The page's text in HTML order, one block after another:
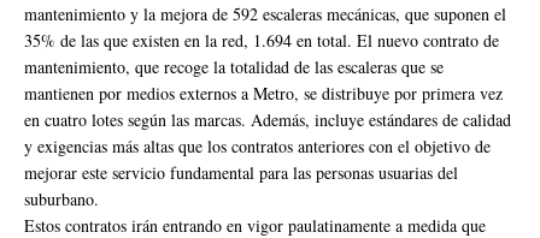
mantenimiento y la mejora de 592 escaleras mecánicas, que suponen el
35% de las que existen en la red, 1.694 en total. El nuevo contrato de
mantenimiento, que recoge la totalidad de las escaleras que se
mantienen por medios externos a Metro, se distribuye por primera vez
en cuatro lotes según las marcas. Además, incluye estándares de calidad
y exigencias más altas que los contratos anteriores con el objetivo de
mejorar este servicio fundamental para las personas usuarias del
suburbano.
Estos contratos irán entrando en vigor paulatinamente a medida que